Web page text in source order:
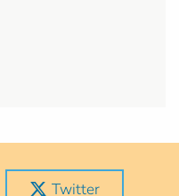
Twitter